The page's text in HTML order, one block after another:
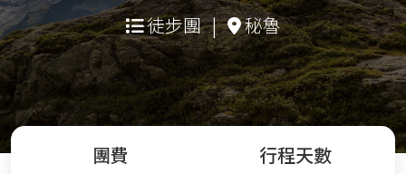
徒步團 | 秘魯
團費 行程天數